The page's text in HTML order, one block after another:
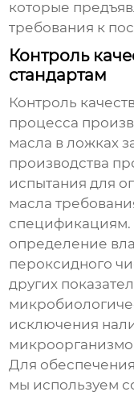
которые
требования к
Контроль
стандартам
Контроль
процесса
масла в ложках
производства
испытания для
масла
спецификациям.
определение
пероксидного
других
исключения
Для
мы используем